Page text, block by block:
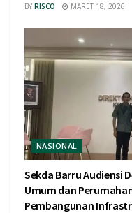
BY RISCO MARET 18, 2026
NASIONAL
Sekda Barru Audiensi
Umum dan
Pembangunan